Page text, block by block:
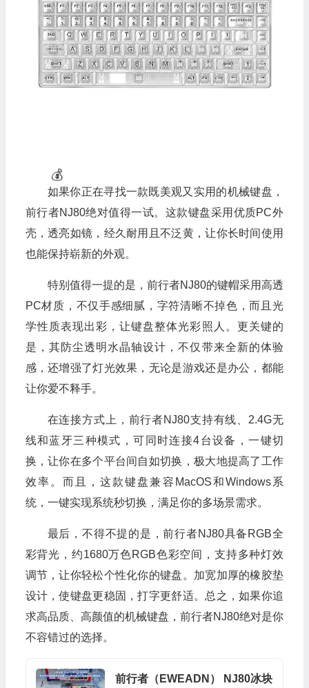
如果你正在寻找一款既美观又实用的机械键盘，
前行者NJ80绝对值得一试。这款键盘采用优质PC外
壳，透亮如镜，经久耐用且不泛黄，让你长时间使用
也能保持崭新的外观。
特别值得一提的是，前行者NJ80的键帽采用高透
PC材质，不仅手感细腻，字符清晰不掉色，而且光
学性质表现出彩，让键盘整体光彩照人。更关键的
是，其防尘透明水晶轴设计，不仅带来全新的体验
感，还增强了灯光效果，无论是游戏还是办公，都能
让你爱不释手。
在连接方式上，前行者NJ80支持有线、2.4G无
线和蓝牙三种模式，可同时连接4台设备，一键切
换，让你在多个平台间自如切换，极大地提高了工作
效率。而且，这款键盘兼容MacOS和Windows系
统，一键实现系统秒切换，满足你的多场景需求。
最后，不得不提的是，前行者NJ80具备RGB全
彩背光，约1680万色RGB色彩空间，支持多种灯效
调节，让你轻松个性化你的键盘。加宽加厚的橡胶垫
设计，使键盘更稳固，打字更舒适。总之，如果你追
求高品质、高颜值的机械键盘，前行者NJ80绝对是你
不容错过的选择。
前行者（EWEADN） NJ80冰块